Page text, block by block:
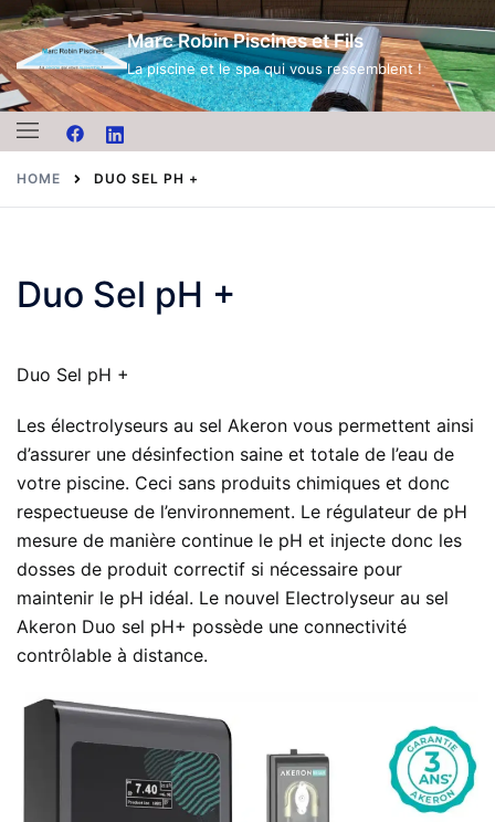
Skip
to
content
Marc Robin Piscines et Fils
La piscine et le spa qui vous ressemblent !
HOME DUO SEL PH +
Duo Sel pH +
Duo Sel pH +
Les électrolyseurs au sel Akeron vous permettent ainsi
d’assurer une désinfection saine et totale de l’eau de
votre piscine. Ceci sans produits chimiques et donc
respectueuse de l’environnement. Le régulateur de pH
mesure de manière continue le pH et injecte donc les
dosses de produit correctif si nécessaire pour
maintenir le pH idéal. Le nouvel Electrolyseur au sel
Akeron Duo sel pH+ possède une connectivité
contrôlable à distance.